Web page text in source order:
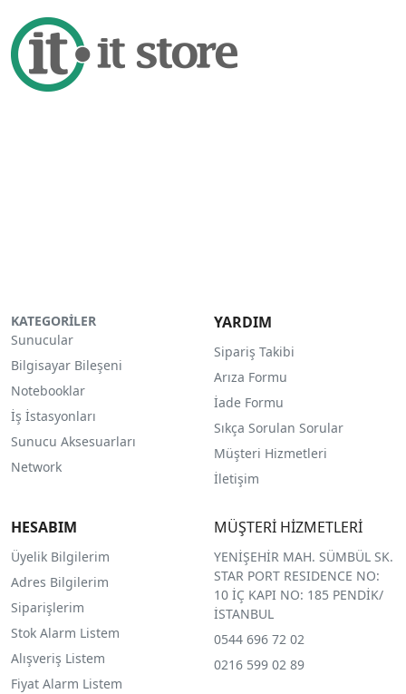
KATEGORİLER
Sunucular
Bilgisayar Bileşeni
Notebooklar
İş İstasyonları
Sunucu Aksesuarları
Network
YARDIM
Sipariş Takibi
Arıza Formu
İade Formu
Sıkça Sorulan Sorular
Müşteri Hizmetleri
İletişim
HESABIM
Üyelik Bilgilerim
Adres Bilgilerim
Siparişlerim
Stok Alarm Listem
Alışveriş Listem
Fiyat Alarm Listem
MÜŞTERİ HİZMETLERİ
YENİŞEHİR MAH. SÜMBÜL SK.
STAR PORT RESIDENCE NO:
10 İÇ KAPI NO: 185 PENDİK/
İSTANBUL
0544 696 72 02
0216 599 02 89